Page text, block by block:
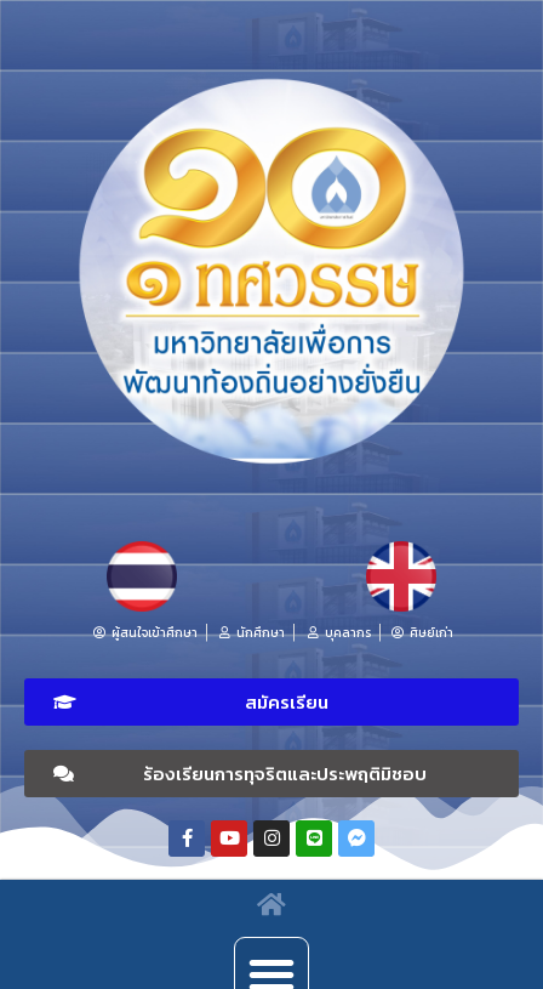
ผู้สนใจเข้าศึกษา นักศึกษา บุคลากร ศิษย์เก่า
สมัครเรียน
ร้องเรียนการทุจริตและประพฤติมิชอบ